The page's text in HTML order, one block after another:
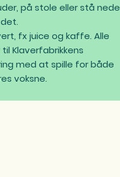
på stole eller stå nede
fx juice og kaffe. Alle
Klaverfabrikkens
med at spille for både
voksne.